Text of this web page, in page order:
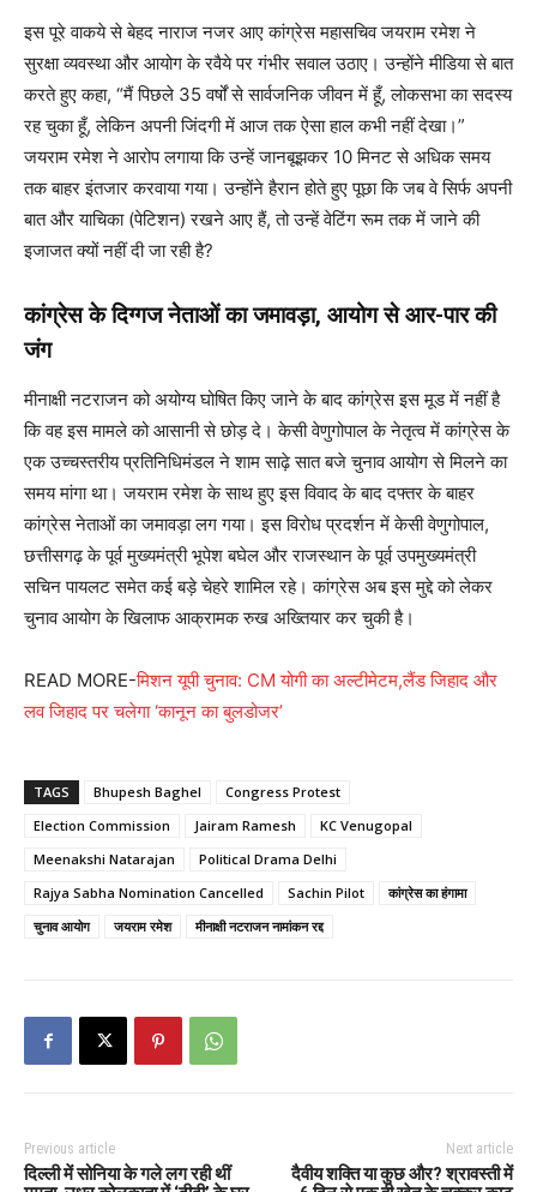
इस पूरे वाकये से बेहद नाराज नजर आए कांग्रेस महासचिव जयराम रमेश ने
सुरक्षा व्यवस्था और आयोग के रवैये पर गंभीर सवाल उठाए। उन्होंने मीडिया से बात
करते हुए कहा, “मैं पिछले 35 वर्षों से सार्वजनिक जीवन में हूँ, लोकसभा का सदस्य
रह चुका हूँ, लेकिन अपनी जिंदगी में आज तक ऐसा हाल कभी नहीं देखा।”
जयराम रमेश ने आरोप लगाया कि उन्हें जानबूझकर 10 मिनट से अधिक समय
तक बाहर इंतजार करवाया गया। उन्होंने हैरान होते हुए पूछा कि जब वे सिर्फ अपनी
बात और याचिका (पेटिशन) रखने आए हैं, तो उन्हें वेटिंग रूम तक में जाने की
इजाजत क्यों नहीं दी जा रही है?
कांग्रेस के दिग्गज नेताओं का जमावड़ा, आयोग से आर-पार की
जंग
मीनाक्षी नटराजन को अयोग्य घोषित किए जाने के बाद कांग्रेस इस मूड में नहीं है
कि वह इस मामले को आसानी से छोड़ दे। केसी वेणुगोपाल के नेतृत्व में कांग्रेस के
एक उच्चस्तरीय प्रतिनिधिमंडल ने शाम साढ़े सात बजे चुनाव आयोग से मिलने का
समय मांगा था। जयराम रमेश के साथ हुए इस विवाद के बाद दफ्तर के बाहर
कांग्रेस नेताओं का जमावड़ा लग गया। इस विरोध प्रदर्शन में केसी वेणुगोपाल,
छत्तीसगढ़ के पूर्व मुख्यमंत्री भूपेश बघेल और राजस्थान के पूर्व उपमुख्यमंत्री
सचिन पायलट समेत कई बड़े चेहरे शामिल रहे। कांग्रेस अब इस मुद्दे को लेकर
चुनाव आयोग के खिलाफ आक्रामक रुख अख्तियार कर चुकी है।
READ MORE-मिशन यूपी चुनाव: CM योगी का अल्टीमेटम,लैंड जिहाद और
लव जिहाद पर चलेगा ‘कानून का बुलडोजर’
TAGS Bhupesh Baghel
Congress Protest
Election Commission
Jairam Ramesh
KC Venugopal
Meenakshi Natarajan
Political Drama Delhi
Rajya Sabha Nomination Cancelled
Sachin Pilot
कांग्रेस का हंगामा
चुनाव आयोग
जयराम रमेश मीनाक्षी नटराजन नामांकन रद्द
Previous article
दिल्ली में सोनिया के गले लग रही थीं
Next article
दैवीय शक्ति या कुछ और? श्रावस्ती में